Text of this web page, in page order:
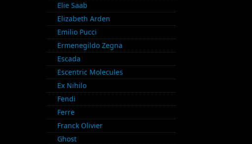
Elie Saab
Elizabeth Arden
Emilio Pucci
Ermenegildo Zegna
Escada
Escentric Molecules
Ex Nihilo
Fendi
Ferre
Franck Olivier
Ghost